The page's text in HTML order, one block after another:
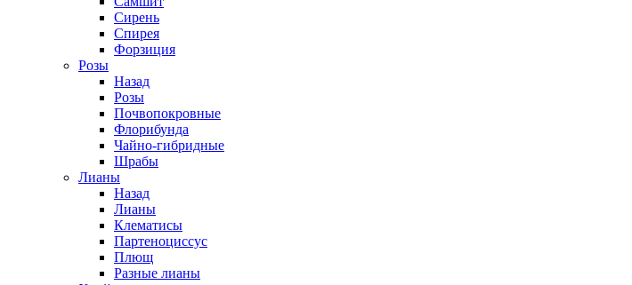
Сирень
Спирея
Форзиция
Розы
Назад
Розы
Почвопокровные
Флорибунда
Чайно-гибридные
Шрабы
Лианы
Назад
Лианы
Клематисы
Партеноциссус
Плющ
Разные лианы